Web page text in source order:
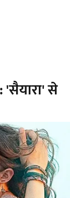
'सैयारा' से